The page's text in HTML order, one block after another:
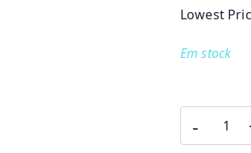
Lowest
Em stock
-
Quantidade
de